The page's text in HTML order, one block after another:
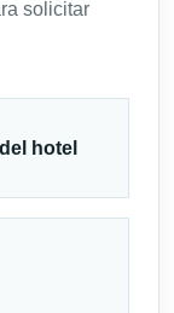
solicitar
hotel